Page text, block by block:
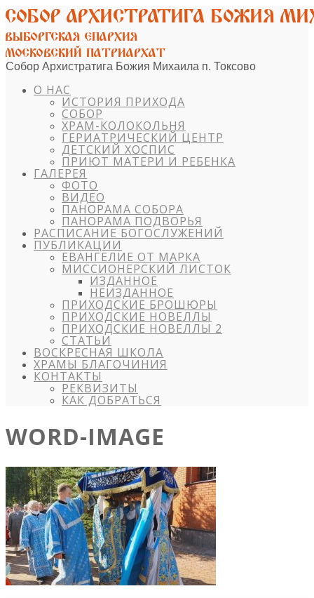
Собор Архистратига Божия Михаила п. Токсово
О НАС
ИСТОРИЯ ПРИХОДА
СОБОР
ХРАМ-КОЛОКОЛЬНЯ
ГЕРИАТРИЧЕСКИЙ ЦЕНТР
ДЕТСКИЙ ХОСПИС
ПРИЮТ МАТЕРИ И РЕБЕНКА
ГАЛЕРЕЯ
ФОТО
ВИДЕО
ПАНОРАМА СОБОРА
ПАНОРАМА ПОДВОРЬЯ
РАСПИСАНИЕ БОГОСЛУЖЕНИЙ
ПУБЛИКАЦИИ
ЕВАНГЕЛИЕ ОТ МАРКА
МИССИОНЕРСКИЙ ЛИСТОК
ИЗДАННОЕ
НЕИЗДАННОЕ
ПРИХОДСКИЕ БРОШЮРЫ
ПРИХОДСКИЕ НОВЕЛЛЫ
ПРИХОДСКИЕ НОВЕЛЛЫ 2
СТАТЬИ
ВОСКРЕСНАЯ ШКОЛА
ХРАМЫ БЛАГОЧИНИЯ
КОНТАКТЫ
РЕКВИЗИТЫ
КАК ДОБРАТЬСЯ
WORD-IMAGE